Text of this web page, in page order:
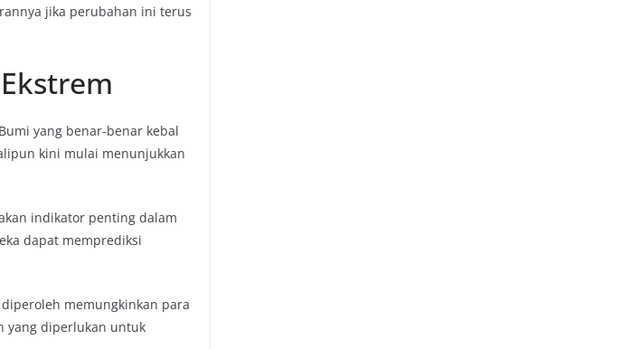
jika perubahan ini terus
yang benar-benar kebal
kini mulai menunjukkan
indikator penting dalam
dapat memprediksi
memungkinkan para
yang diperlukan untuk